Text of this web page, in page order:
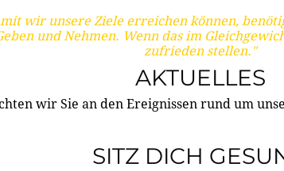
wir unsere Ziele erreichen können,
und Nehmen. Wenn das im
zufrieden stellen."
AKTUELLES
wir Sie an den Ereignissen rund um
SITZ DICH